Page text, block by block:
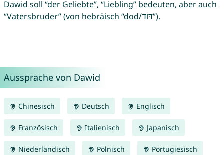
Dawid soll “der Geliebte”, “Liebling” bedeuten, aber auch
“Vatersbruder” (von hebräisch “dod/דּוֹד”).
Aussprache von Dawid
Chinesisch Deutsch Englisch
Französisch Italienisch Japanisch
Niederländisch Polnisch Portugiesisch